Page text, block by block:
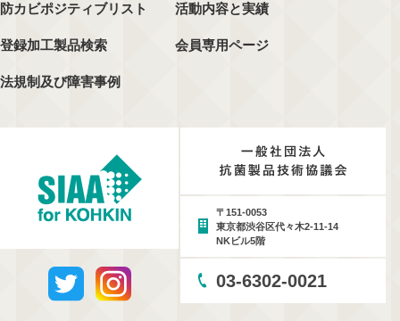
防カビポジティブリスト
登録加工製品検索
法規制及び障害事例
活動内容と実績
会員専用ページ
〒151-0053
東京都渋谷区代々木2-11-14
NKビル5階
03-6302-0021